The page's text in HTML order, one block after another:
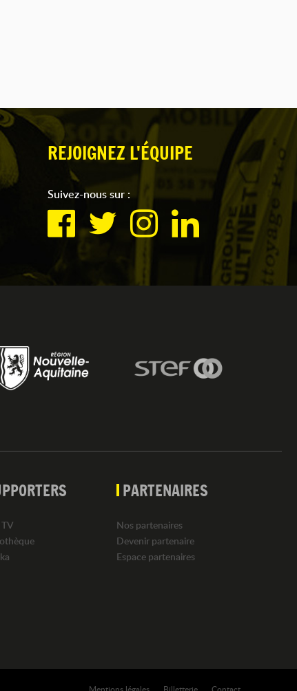
REJOIGNEZ L'ÉQUIPE
Suivez-nous sur :
PARTENAIRES
Nos partenaires
Devenir partenaire
Espace partenaires